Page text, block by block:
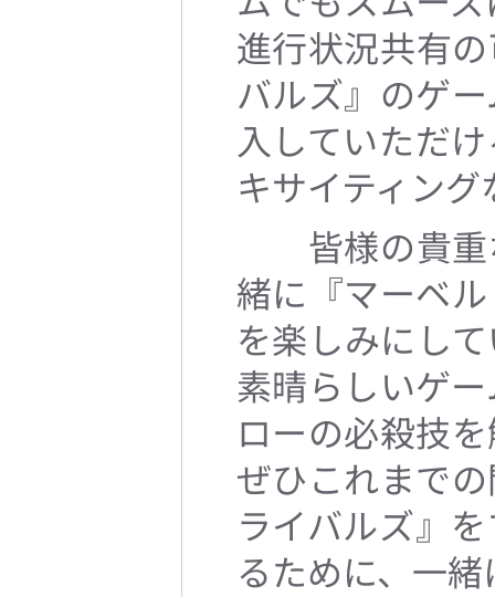
進行状況共有
バルズ』のゲ
入していただ
キサイティン
皆様の貴重
緒に『マーベ
を楽しみにし
素晴らしいゲ
ローの必殺技
ぜひこれまで
ライバルズ』
るために、一